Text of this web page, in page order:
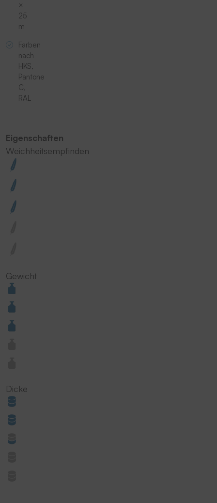
×
25
m
Farben
nach
HKS,
Pantone
C,
RAL
Eigenschaften
Weichheitsempfinden
Gewicht
Dicke